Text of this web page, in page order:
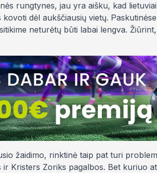
rungtynes, jau yra aišku, kad
dėl aukščiausių vietų. Paskutinėse
neturėtų būti labai lengva.
žaidimo, rinktinė taip pat turi
Kristers Zoriks pagalbos. Bet kuriuo